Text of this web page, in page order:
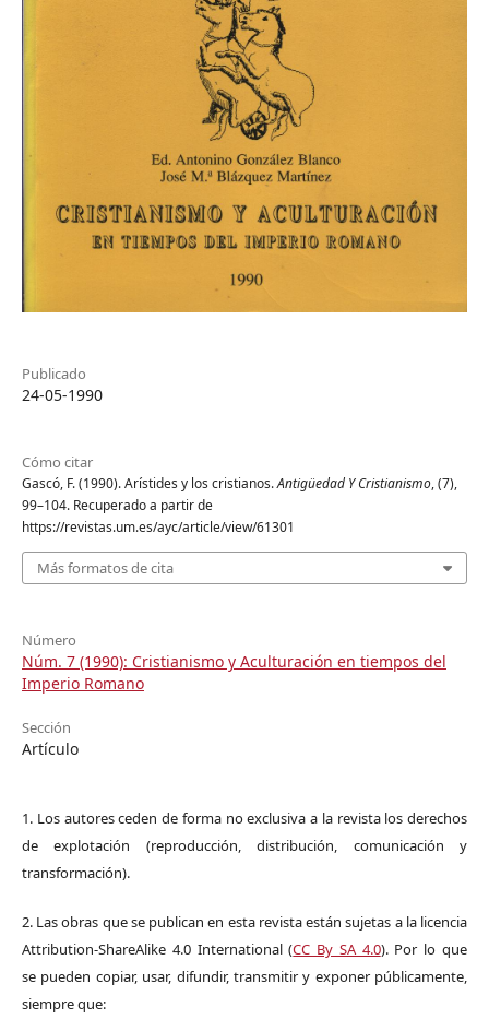
Publicado
24-05-1990
Cómo citar
Gascó, F. (1990). Arístides y los cristianos.Antigüedad Y Cristianismo, (7),
99–104. Recuperado a partir de
https://revistas.um.es/ayc/article/view/61301
Más formatos de cita
Número
Núm. 7 (1990): Cristianismo y Aculturación en tiempos del
Imperio Romano
Sección
Artículo
1. Los autores ceden de forma no exclusiva a la revista los derechos
de explotación (reproducción, distribución, comunicación y
transformación).
2. Las obras que se publican en esta revista están sujetas a la licencia
Attribution-ShareAlike 4.0 International (CC By SA 4.0). Por lo que
se pueden copiar, usar, difundir, transmitir y exponer públicamente,
siempre que: